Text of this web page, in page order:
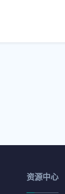
资源中心